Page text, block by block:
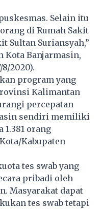
Selain itu
di Rumah Sakit
Sultan Suriansyah,”
Kota Banjarmasin,
2020).
program yang
Kalimantan
percepatan
sendiri memiliki
1.381 orang
Kabupaten
tes swab yang
pribadi oleh
Masyarakat dapat
tes swab tetapi